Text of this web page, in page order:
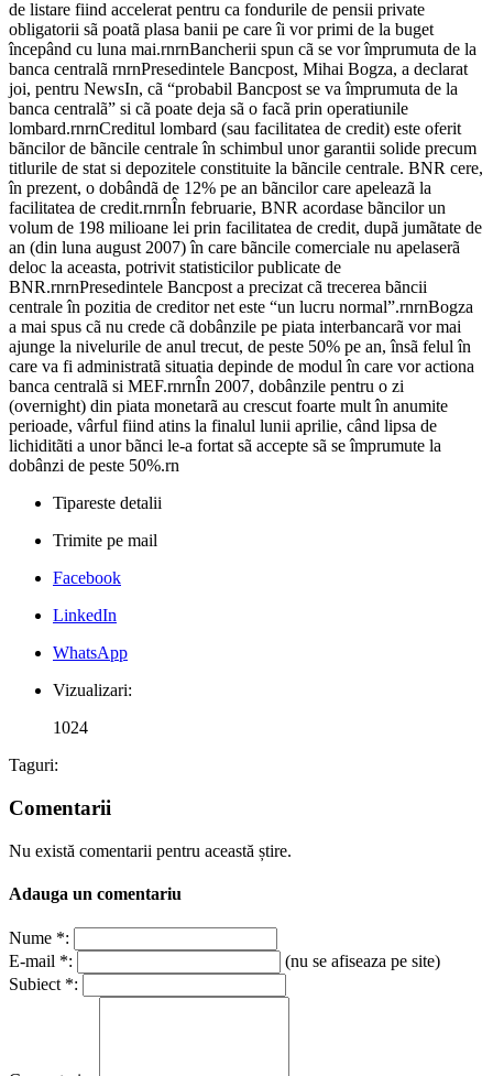
de listare fiind accelerat pentru ca fondurile de pensii private
obligatorii sã poatã plasa banii pe care îi vor primi de la buget
începând cu luna mai.rnrnBancherii spun cã se vor împrumuta de la
banca centralã rnrnPresedintele Bancpost, Mihai Bogza, a declarat
joi, pentru NewsIn, cã “probabil Bancpost se va împrumuta de la
banca centralã” si cã poate deja sã o facã prin operatiunile
lombard.rnrnCreditul lombard (sau facilitatea de credit) este oferit
bãncilor de bãncile centrale în schimbul unor garantii solide precum
titlurile de stat si depozitele constituite la bãncile centrale. BNR cere,
în prezent, o dobândã de 12% pe an bãncilor care apeleazã la
facilitatea de credit.rnrnÎn februarie, BNR acordase bãncilor un
volum de 198 milioane lei prin facilitatea de credit, dupã jumãtate de
an (din luna august 2007) în care bãncile comerciale nu apelaserã
deloc la aceasta, potrivit statisticilor publicate de
BNR.rnrnPresedintele Bancpost a precizat cã trecerea bãncii
centrale în pozitia de creditor net este “un lucru normal”.rnrnBogza
a mai spus cã nu crede cã dobânzile pe piata interbancarã vor mai
ajunge la nivelurile de anul trecut, de peste 50% pe an, însã felul în
care va fi administratã situatia depinde de modul în care vor actiona
banca centralã si MEF.rnrnÎn 2007, dobânzile pentru o zi
(overnight) din piata monetarã au crescut foarte mult în anumite
perioade, vârful fiind atins la finalul lunii aprilie, când lipsa de
lichiditãti a unor bãnci le-a fortat sã accepte sã se împrumute la
dobânzi de peste 50%.rn
Tipareste detalii
Trimite pe mail
Facebook
LinkedIn
WhatsApp
Vizualizari:
1024
Taguri:
Comentarii
Nu există comentarii pentru această știre.
Adauga un comentariu
Nume *:
E-mail *:
(nu se afiseaza pe site)
Subiect *: